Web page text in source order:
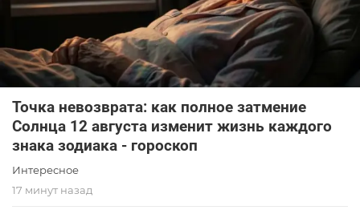
Точка невозврата: как полное затмение
Солнца 12 августа изменит жизнь каждого
знака зодиака - гороскоп
Интересное
17 минут назад